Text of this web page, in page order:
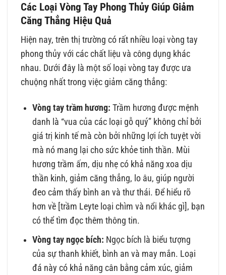
Các Loại Vòng Tay Phong Thủy Giúp Giảm
Căng Thẳng Hiệu Quả
Hiện nay, trên thị trường có rất nhiều loại vòng tay
phong thủy với các chất liệu và công dụng khác
nhau. Dưới đây là một số loại vòng tay được ưa
chuộng nhất trong việc giảm căng thẳng:
Vòng tay trầm hương: Trầm hương được mệnh
danh là “vua của các loại gỗ quý” không chỉ bởi
giá trị kinh tế mà còn bởi những lợi ích tuyệt vời
mà nó mang lại cho sức khỏe tinh thần. Mùi
hương trầm ấm, dịu nhẹ có khả năng xoa dịu
thần kinh, giảm căng thẳng, lo âu, giúp người
đeo cảm thấy bình an và thư thái. Để hiểu rõ
hơn về [trầm Leyte loại chìm và nổi khác gì], bạn
có thể tìm đọc thêm thông tin.
Vòng tay ngọc bích: Ngọc bích là biểu tượng
của sự thanh khiết, bình an và may mắn. Loại
đá này có khả năng cân bằng cảm xúc, giảm